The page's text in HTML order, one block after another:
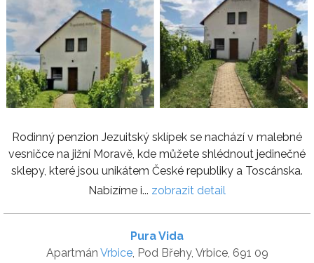
Rodinný penzion Jezuitský sklípek se nachází v malebné
vesničce na jižní Moravě, kde můžete shlédnout jedinečné
sklepy, které jsou unikátem České republiky a Toscánska.
Nabízíme i... zobrazit detail
Pura Vida
Apartmán Vrbice, Pod Břehy, Vrbice, 691 09